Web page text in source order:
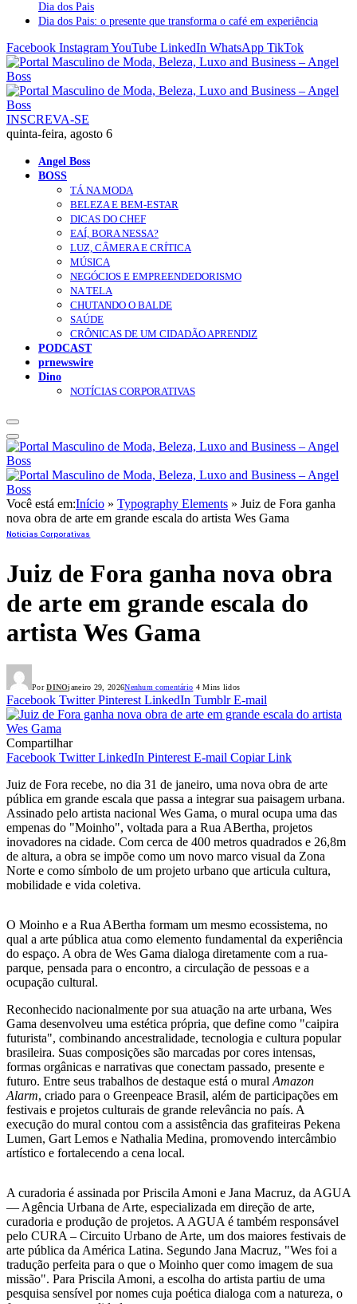
Dia dos Pais
Dia dos Pais: o presente que transforma o café em experiência
Facebook InstagramYouTube LinkedIn WhatsApp TikTok
INSCREVA-SE
quinta-feira, agosto 6
Angel Boss
BOSS
TÁ NA MODA
BELEZA E BEM-ESTAR
DICAS DO CHEF
EAÍ, BORA NESSA?
LUZ, CÂMERA E CRÍTICA
MÚSICA
NEGÓCIOS E EMPREENDEDORISMO
NA TELA
CHUTANDO O BALDE
SAÚDE
CRÔNICAS DE UM CIDADÃO APRENDIZ
PODCAST
prnewswire
Dino
NOTÍCIAS CORPORATIVAS
Você está em:Início » Typography Elements » Juiz de Fora ganha
nova obra de arte em grande escala do artista Wes Gama
Notícias Corporativas
Juiz de Fora ganha nova obra
de arte em grande escala do
artista Wes Gama
Por DINOjaneiro 29, 2026Nenhum comentário 4 Mins lidos
Facebook Twitter Pinterest LinkedIn Tumblr E-mail
Compartilhar
Facebook Twitter LinkedIn Pinterest E-mail Copiar Link
Juiz de Fora recebe, no dia 31 de janeiro, uma nova obra de arte
pública em grande escala que passa a integrar sua paisagem urbana.
Assinado pelo artista nacional Wes Gama, o mural ocupa uma das
empenas do "Moinho", voltada para a Rua ABertha, projetos
inovadores na cidade. Com cerca de 400 metros quadrados e 26,8m
de altura, a obra se impõe como um novo marco visual da Zona
Norte e como símbolo de um projeto urbano que articula cultura,
mobilidade e vida coletiva.
O Moinho e a Rua ABertha formam um mesmo ecossistema, no
qual a arte pública atua como elemento fundamental da experiência
do espaço. A obra de Wes Gama dialoga diretamente com a rua-
parque, pensada para o encontro, a circulação de pessoas e a
ocupação cultural.
Reconhecido nacionalmente por sua atuação na arte urbana, Wes
Gama desenvolveu uma estética própria, que define como "caipira
futurista", combinando ancestralidade, tecnologia e cultura popular
brasileira. Suas composições são marcadas por cores intensas,
formas orgânicas e narrativas que conectam passado, presente e
futuro. Entre seus trabalhos de destaque está o mural Amazon
Alarm, criado para o Greenpeace Brasil, além de participações em
festivais e projetos culturais de grande relevância no país. A
execução do mural contou com a assistência das grafiteiras Pekena
Lumen, Gart Lemos e Nathalia Medina, promovendo intercâmbio
artístico e fortalecendo a cena local.
A curadoria é assinada por Priscila Amoni e Jana Macruz, da AGUA
— Agência Urbana de Arte, especializada em direção de arte,
curadoria e produção de projetos. A AGUA é também responsável
pelo CURA – Circuito Urbano de Arte, um dos maiores festivais de
arte pública da América Latina. Segundo Jana Macruz, "Wes foi a
tradução perfeita para o que o Moinho quer como imagem de sua
missão". Para Priscila Amoni, a escolha do artista partiu de uma
pesquisa sensível por nomes cuja poética dialoga com a natureza, o